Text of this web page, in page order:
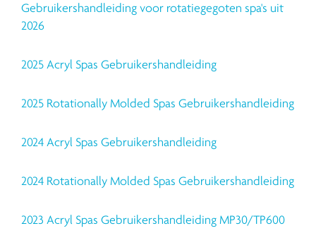
Gebruikershandleiding voor rotatiegegoten spa's uit
2026
2025 Acryl Spas Gebruikershandleiding
2025 Rotationally Molded Spas Gebruikershandleiding
2024 Acryl Spas Gebruikershandleiding
2024 Rotationally Molded Spas Gebruikershandleiding
2023 Acryl Spas Gebruikershandleiding MP30/TP600